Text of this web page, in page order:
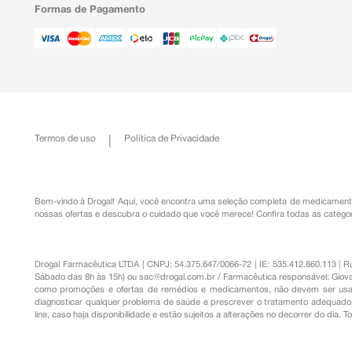
Formas de Pagamento
Termos de uso Política de Privacidade
Bem-vindo à Drogal! Aqui, você encontra uma seleção completa de
nossas ofertas e descubra o cuidado que você merece! Confira todas as
Drogal Farmacêutica LTDA | CNPJ: 54.375.647/0066-72 | IE: 535.412.860.113
Sábado das 8h às 15h) ousac@drogal.com.br / Farmacêutica responsável:
como promoções e ofertas de remédios e medicamentos, não devem ser
diagnosticar qualquer problema de saúde e prescrever o tratamento
line, caso haja disponibilidade e estão sujeitos a alterações no decorrer do dia.